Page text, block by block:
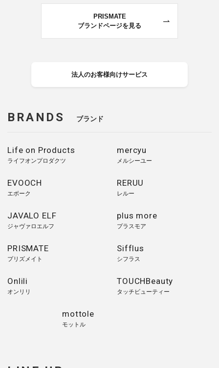
PRISMATE
ブランドページを見る
法人のお客様向けサービス
BRANDS ブランド
Life on Products
ライフオンプロダクツ
mercyu
メルシーユー
EVOOCH
エボーク
RERUU
レルー
JAVALO ELF
ジャヴァロエルフ
plus more
プラスモア
PRISMATE
プリズメイト
Sifflus
シフラス
Onlili
オンリリ
TOUCHBeauty
タッチビューティー
mottole
モットル